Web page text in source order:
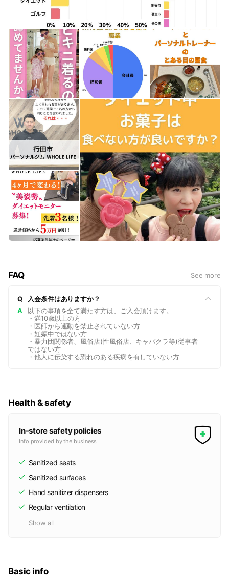
FAQ See more
Q
入会条件はありますか？
A
以下の事項を全て満たす方は、ご入会頂けます。
・満10歳以上の方
・医師から運動を禁止されていない方
・妊娠中ではない方
・暴力団関係者、風俗店(性風俗店、キャバクラ等)従事者
ではない方
・他人に伝染する恐れのある疾病を有していない方
Health & safety
In-store safety policies
Info provided by the business
Sanitized seats
Sanitized surfaces
Hand sanitizer dispensers
Regular ventilation
Show all
Basic info